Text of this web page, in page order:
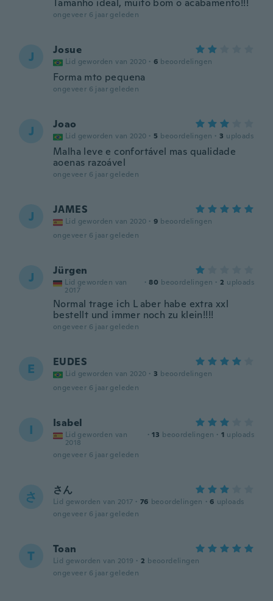
Tamanho ideal, muito bom o acabamento!!!
ongeveer 6 jaar geleden
J Josue
Lid geworden van 2020 · 6 beoordelingen
Forma mto pequena
ongeveer 6 jaar geleden
J Joao
Lid geworden van 2020 · 5 beoordelingen · 3 uploads
Malha leve e confortável mas qualidade
aoenas razoável
ongeveer 6 jaar geleden
J JAMES
Lid geworden van 2020 · 9 beoordelingen
ongeveer 6 jaar geleden
J Jürgen
Lid geworden van
2017
· 80 beoordelingen · 2 uploads
Normal trage ich L aber habe extra xxl
bestellt und immer noch zu klein!!!!
ongeveer 6 jaar geleden
E EUDES
Lid geworden van 2020 · 3 beoordelingen
ongeveer 6 jaar geleden
I Isabel
Lid geworden van
2018
· 13 beoordelingen · 1 uploads
ongeveer 6 jaar geleden
さ さん
Lid geworden van 2017 · 76 beoordelingen · 6 uploads
ongeveer 6 jaar geleden
T Toan
Lid geworden van 2019 · 2 beoordelingen
ongeveer 6 jaar geleden